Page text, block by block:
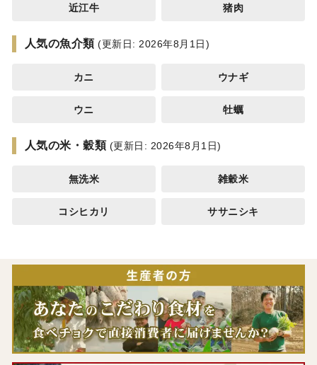
近江牛 猪肉
人気の魚介類(更新日: 2026年8月1日)
カニ ウナギ
ウニ 牡蠣
人気の米・穀類 (更新日: 2026年8月1日)
無洗米 雑穀米
コシヒカリ ササニシキ